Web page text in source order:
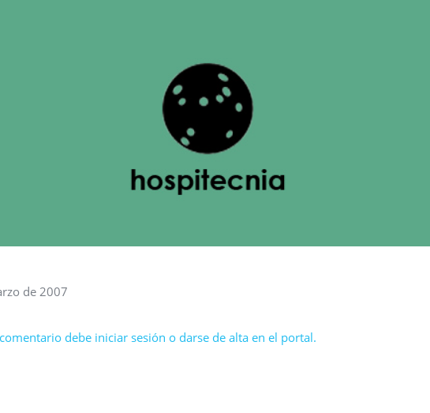
de 2007
debe iniciar sesión o darse de alta en el portal.